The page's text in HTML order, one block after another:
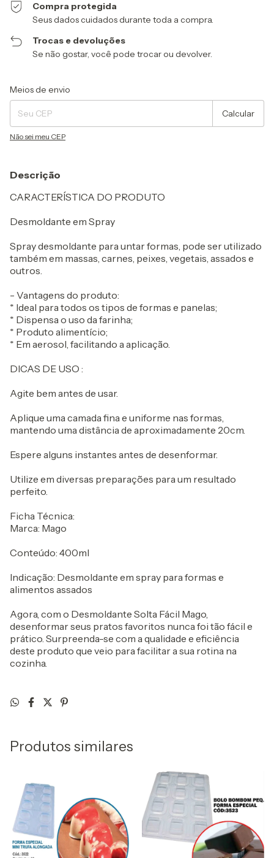
Compra protegida
Seus dados cuidados durante toda a compra.
Trocas e devoluções
Se não gostar, você pode trocar ou devolver.
Entregas para o CEP:
Meios de envio
Calcular
Não sei meu CEP
Descrição
CARACTERÍSTICA DO PRODUTO
Desmoldante em Spray
Spray desmoldante para untar formas, pode ser utilizado
também em massas, carnes, peixes, vegetais, assados e
outros.
- Vantagens do produto:
* Ideal para todos os tipos de formas e panelas;
* Dispensa o uso da farinha;
* Produto alimentício;
* Em aerosol, facilitando a aplicação.
DICAS DE USO :
Agite bem antes de usar.
Aplique uma camada fina e uniforme nas formas,
mantendo uma distância de aproximadamente 20cm.
Espere alguns instantes antes de desenformar.
Utilize em diversas preparações para um resultado
perfeito.
Ficha Técnica:
Marca: Mago
Conteúdo: 400ml
Indicação: Desmoldante em spray para formas e
alimentos assados
Agora, com o Desmoldante Solta Fácil Mago,
desenformar seus pratos favoritos nunca foi tão fácil e
prático. Surpreenda-se com a qualidade e eficiência
deste produto que veio para facilitar a sua rotina na
cozinha.
Produtos similares